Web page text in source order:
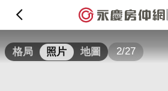
格局 照片 地圖 2/27